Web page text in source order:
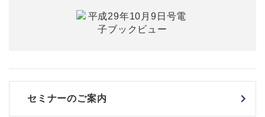
セミナーのご案内